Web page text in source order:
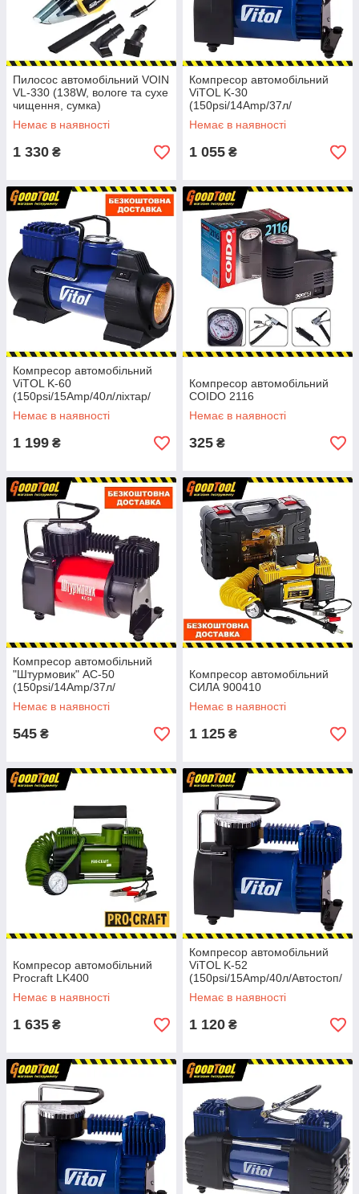
Пилосос автомобільний VOIN
VL-330 (138W, вологе та сухе
чищення, сумка)
Немає в наявності
1 330 ₴
Компресор автомобільний
ViTOL K-30
(150psi/14Amp/37л/
прикурювач)
Немає в наявності
1 055 ₴
Компресор автомобільний
ViTOL K-60
(150psi/15Amp/40л/лiхтар/
прикурювач)
Немає в наявності
1 199 ₴
Компресор автомобільний
COIDO 2116
Немає в наявності
325 ₴
Компресор автомобільний
"Штурмовик" АС-50
(150psi/14Amp/37л/
прикурювач)
Немає в наявності
545 ₴
Компресор автомобільний
СИЛА 900410
Немає в наявності
1 125 ₴
Компресор автомобільний
Procraft LK400
Немає в наявності
1 635 ₴
Компресор автомобільний
ViTOL K-52
(150psi/15Amp/40л/Автостоп/
прикурювач)
Немає в наявності
1 120 ₴